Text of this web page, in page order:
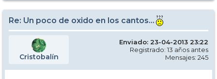
Re: Un poco de oxido en los cantos...
Cristobalín
Enviado: 23-04-2013 23:22
Registrado: 13 años antes
Mensajes: 245